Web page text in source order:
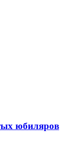
юбиляров